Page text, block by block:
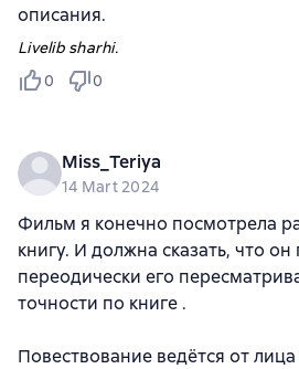
описания.
Livelib sharhi.
0
0
Miss_Teriya
14 Mart 2024
Фильм я конечно посмотрела
книгу. И должна сказать, что
переодически его
точности по книге .
Повествование ведётся от